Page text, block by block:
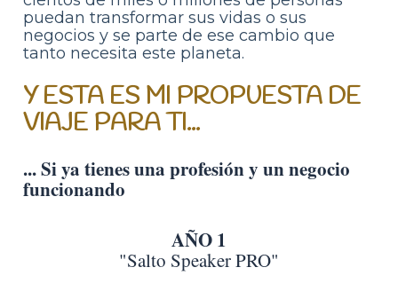
puedan transformar sus vidas o sus
negocios y se parte de ese cambio que
tanto necesita este planeta.
Y ESTA ES MI PROPUESTA DE
VIAJE PARA TI...
... Si ya tienes una profesión y un negocio
funcionando
AÑO 1
"Salto Speaker PRO"